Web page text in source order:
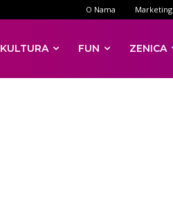
O Nama Marketing
KULTURA FUN ZENICA